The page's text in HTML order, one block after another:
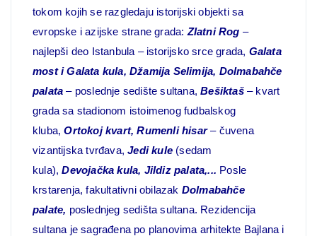
tokom kojih se razgledaju istorijski objekti sa
evropske i azijske strane grada: Zlatni Rog –
najlepši deo Istanbula – istorijsko srce grada, Galata
most i Galata kula, Džamija Selimija, Dolmabahče
palata – poslednje sedište sultana,Bešiktaš– kvart
grada sa stadionom istoimenog fudbalskog
kluba,Ortokoj kvart, Rumenli hisar– čuvena
vizantijska tvrđava,Jedi kule (sedam
kula),Devojačka kula, Jildiz palata,... Posle
krstarenja, fakultativni obilazak Dolmabahče
palate, poslednjeg sedišta sultana. Rezidencija
sultana je sagrađena po planovima arhitekte Bajlana i